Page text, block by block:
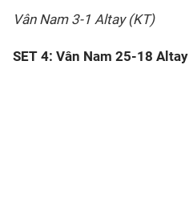
Vân Nam 3-1 Altay (KT)
SET 4: Vân Nam 25-18 Altay